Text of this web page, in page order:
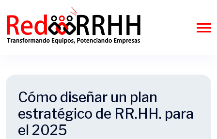
Cómo diseñar un plan
estratégico de RR.HH. para
el 2025